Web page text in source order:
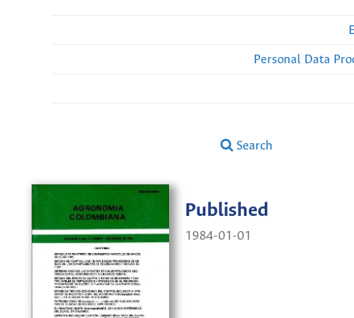
Personal Data
Search
Published
1984-01-01